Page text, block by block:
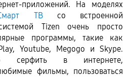
ТВ со встроенной
Tizen очень просто
программы, такие как
Youtube, Megogo и Skype.
серфить в интернете,
фильмы, пользоваться